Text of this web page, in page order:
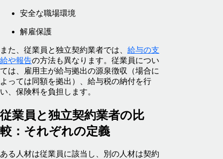
安全な職場環境
解雇保護
また、従業員と独立契約業者では、 給与の支
給や報告の方法も異なります。従業員につい
ては、雇用主が給与拠出の源泉徴収（場合に
よっては同額を拠出）、給与税の納付を行
い、保険料を負担します。
従業員と独立契約業者の比
較：それぞれの定義
ある人材は従業員に該当し、別の人材は契約